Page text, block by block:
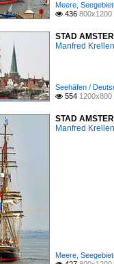
Meere,
 436 800x1200
STAD
Manfred
Seehäfen /
 554 1200x800
STAD
Manfred
Meere,